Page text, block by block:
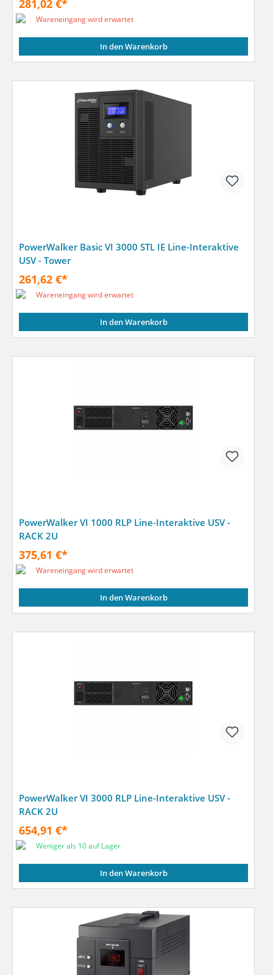
281,02 €*
Wareneingang wird erwartet
In den Warenkorb
PowerWalker Basic VI 3000 STL IE Line-Interaktive
USV - Tower
261,62 €*
Wareneingang wird erwartet
In den Warenkorb
PowerWalker VI 1000 RLP Line-Interaktive USV -
RACK 2U
375,61 €*
Wareneingang wird erwartet
In den Warenkorb
PowerWalker VI 3000 RLP Line-Interaktive USV -
RACK 2U
654,91 €*
Weniger als 10 auf Lager
In den Warenkorb